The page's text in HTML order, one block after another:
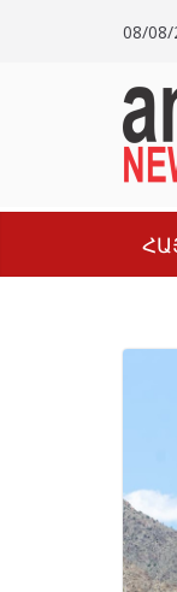
08/08/